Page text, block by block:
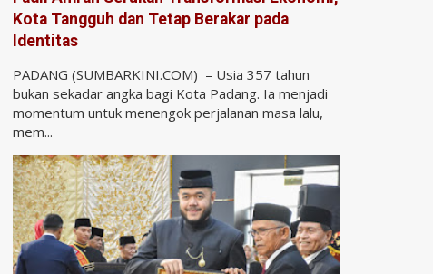
Kota Tangguh dan Tetap Berakar pada
Identitas
PADANG (SUMBARKINI.COM) – Usia 357 tahun
bukan sekadar angka bagi Kota Padang. Ia menjadi
momentum untuk menengok perjalanan masa lalu,
mem...